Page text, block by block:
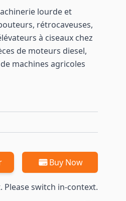
lourde et
rétrocaveuses,
à ciseaux chez
de moteurs diesel,
machines agricoles
Buy Now
Please switch in-context.